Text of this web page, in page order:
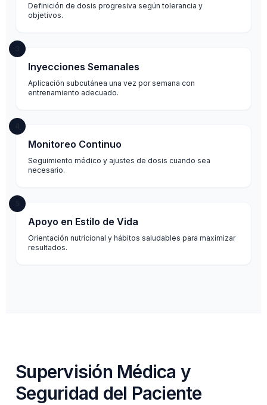
Definición de dosis progresiva según tolerancia y
objetivos.
Inyecciones Semanales
Aplicación subcutánea una vez por semana con
entrenamiento adecuado.
Monitoreo Continuo
Seguimiento médico y ajustes de dosis cuando sea
necesario.
Apoyo en Estilo de Vida
Orientación nutricional y hábitos saludables para maximizar
resultados.
Supervisión Médica y
Seguridad del Paciente